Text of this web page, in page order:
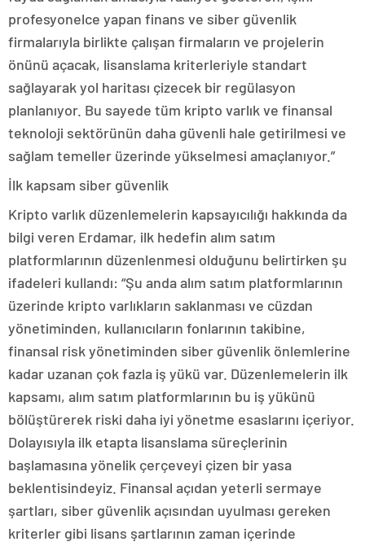
profesyonelce yapan finans ve siber güvenlik
firmalarıyla birlikte çalışan firmaların ve projelerin
önünü açacak, lisanslama kriterleriyle standart
sağlayarak yol haritası çizecek bir regülasyon
planlanıyor. Bu sayede tüm kripto varlık ve finansal
teknoloji sektörünün daha güvenli hale getirilmesi ve
sağlam temeller üzerinde yükselmesi amaçlanıyor.”
İlk kapsam siber güvenlik
Kripto varlık düzenlemelerin kapsayıcılığı hakkında da
bilgi veren Erdamar, ilk hedefin alım satım
platformlarının düzenlenmesi olduğunu belirtirken şu
ifadeleri kullandı: “Şu anda alım satım platformlarının
üzerinde kripto varlıkların saklanması ve cüzdan
yönetiminden, kullanıcıların fonlarının takibine,
finansal risk yönetiminden siber güvenlik önlemlerine
kadar uzanan çok fazla iş yükü var. Düzenlemelerin ilk
kapsamı, alım satım platformlarının bu iş yükünü
bölüştürerek riski daha iyi yönetme esaslarını içeriyor.
Dolayısıyla ilk etapta lisanslama süreçlerinin
başlamasına yönelik çerçeveyi çizen bir yasa
beklentisindeyiz. Finansal açıdan yeterli sermaye
şartları, siber güvenlik açısından uyulması gereken
kriterler gibi lisans şartlarının zaman içerinde